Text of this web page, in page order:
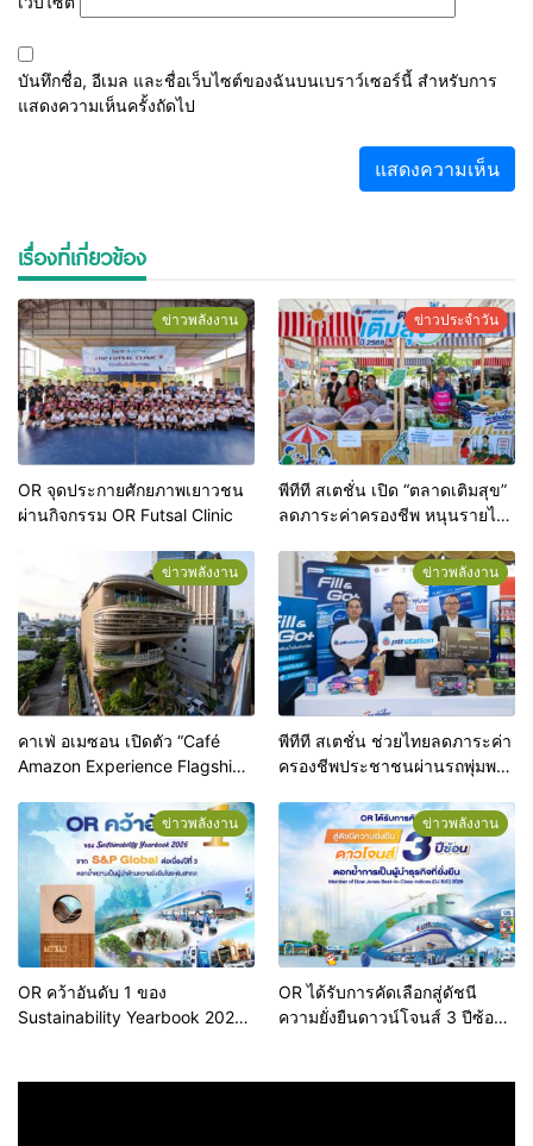
บันทึกชื่อ, อีเมล และชื่อเว็บไซต์ของฉันบนเบราว์เซอร์นี้ สำหรับการ
แสดงความเห็นครั้งถัดไป
เรื่องที่เกี่ยวข้อง
ข่าวพลังงาน
OR จุดประกายศักยภาพเยาวชน
ผ่านกิจกรรม OR Futsal Clinic
ข่าวประจำวัน
พีทีที สเตชั่น เปิด “ตลาดเติมสุข”
ลดภาระค่าครองชีพ หนุนรายได้
ข่าวพลังงาน
คาเฟ่ อเมซอน เปิดตัว “Café
Amazon Experience Flagship
แห่งแรกของโลก ยกระดับสู่จุด
หมายปลายทางแห่งใหม่ใจกลาง
ข่าวพลังงาน
พีทีที สเตชั่น ช่วยไทยลดภาระค่า
ครองชีพประชาชนผ่านรถพุ่มพวง
ข่าวพลังงาน
OR คว้าอันดับ 1 ของ
Sustainability Yearbook 2026
ข่าวพลังงาน
OR ได้รับการคัดเลือกสู่ดัชนี
ความยั่งยืนดาวน์โจนส์ 3 ปีซ้อน